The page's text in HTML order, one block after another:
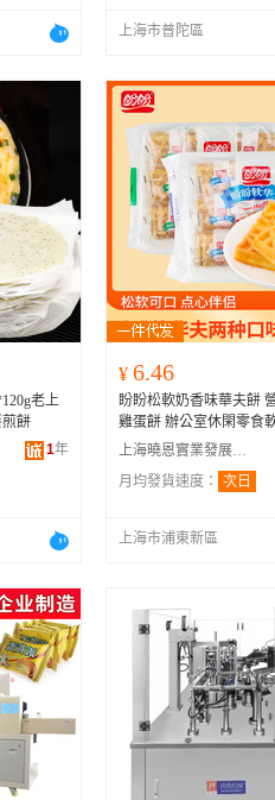
上海市普陀區
老上
餅
1年
¥ 6.46
盼盼松軟奶香味華夫餅
雞蛋餅 辦公室休閑零食
上海曉恩實業發展有限公司
月均發貨速度：
次日
上海市浦東新區